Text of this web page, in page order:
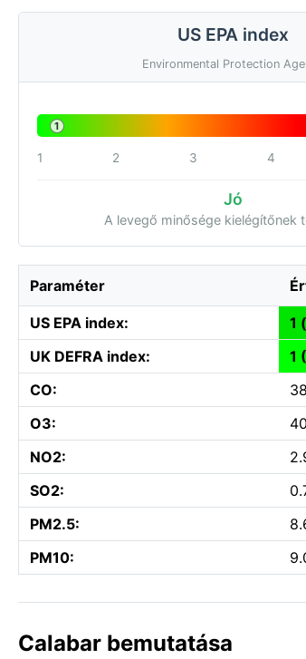
US EPA index
Environmental Protection
1
1 2 3 4
Jó
A levegő minősége kielégítőnek
Paraméter
US EPA index:
1
UK DEFRA index:
1
CO:
O3:
NO2:
SO2:
PM2.5:
PM10:
Calabar bemutatása